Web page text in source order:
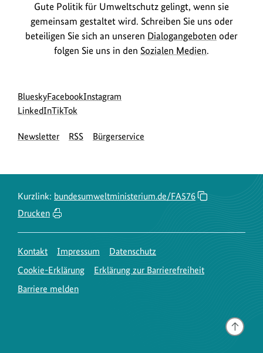
Gute Politik für Umweltschutz gelingt, wenn sie
gemeinsam gestaltet wird. Schreiben Sie uns oder
beteiligen Sie sich an unseren Dialogangeboten oder
folgen Sie uns in den Sozialen Medien.
Social
Media
Blueskyzur
Bluesky-
des
Facebookzur
des
Instagram
des
LinkedInzur
Seite
zur
Seite
TikTok
Newsletter RSS Bürgerservice
Kurzlink: bundesumweltministerium.de/FA576
Drucken
Kontakt Impressum
Datenschutz
Cookie-Erklärung
Erklärung zur Barrierefreiheit
Barriere melden
Gehe
nach